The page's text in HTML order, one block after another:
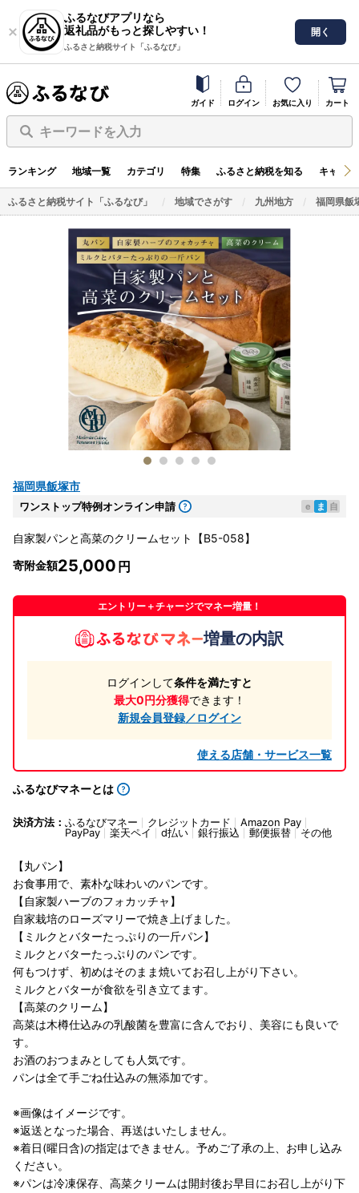
ふるなびアプリなら
返礼品がもっと探しやすい！
ふるさと納税サイト「ふるなび」
開く
ガイド ログイン お気に入り カート
キーワードを入力
ランキング 地域一覧 カテゴリ 特集 ふるさと納税を知る キャン
ふるさと納税サイト「ふるなび」 地域でさがす 九州地方 福岡県飯
福岡県飯塚市
ワンストップ特例オンライン申請 e ま 自
自家製パンと高菜のクリームセット【B5-058】
寄附金額25,000
エントリー＋チャージでマネー増量！
増量の内訳
ログインして条件を満たすと
最大0円分獲得できます！
新規会員登録／ログイン
使える店舗・サービス一覧
ふるなびマネーとは
決済方法： ふるなびマネー クレジットカード
Amazon Pay
PayPay
楽天ペイ d払い 銀行振込 郵便振替 その他
【丸パン】
お食事用で、素朴な味わいのパンです。
【自家製ハーブのフォカッチャ】
自家栽培のローズマリーで焼き上げました。
【ミルクとバターたっぷりの一斤パン】
ミルクとバターたっぷりのパンです。
何もつけず、初めはそのまま焼いてお召し上がり下さい。
ミルクとバターが食欲を引き立てます。
【高菜のクリーム】
高菜は木樽仕込みの乳酸菌を豊富に含んでおり、美容にも良いで
す。
お酒のおつまみとしても人気です。
パンは全て手ごね仕込みの無添加です。
※画像はイメージです。
※返送となった場合、再送はいたしません。
※着日(曜日含)の指定はできません。予めご了承の上、お申し込み
ください。
※パンは冷凍保存、高菜クリームは開封後お早目にお召し上がり下